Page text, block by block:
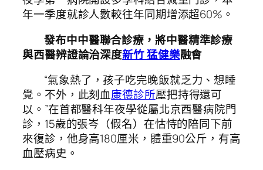
年一季度就診人數較往年同期增添超60%。
發布中中醫聯合診療，將中醫精準診療
與西醫辨證論治深度新竹 猛健樂融會
“氣象熱了，孩子吃完晚飯就乏力、想睡
覺。不外，此刻血康德診所壓把持得還可
以。”在首都醫科年夜學從屬北京西醫病院門
診，15歲的張岑（假名）在怙恃的陪同下前
來復診，他身高180厘米，體重90公斤，有高
血壓病史。